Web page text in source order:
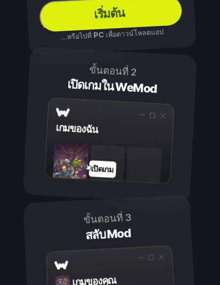
เริ่มต้น
...หรือไปที่ PCเพื่อดาวน์โหลดแอป
ขั้นตอนที่ 2
เปิดเกมใน WeMod
เกมของฉัน
เปิดเกม
ขั้นตอนที่ 3
สลับ Mod
เกมของคุณ